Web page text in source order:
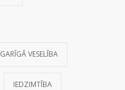
GARĪGĀ VESELĪBA
IEDZIMTĪBA